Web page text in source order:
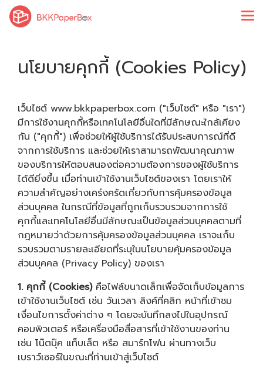
นโยบายคุกกี้ (Cookies Policy)
เว็บไซต์ www.bkkpaperbox.com ("เว็บไซต์" หรือ "เรา")
มีการใช้งานคุกกี้หรือเทคโนโลยีอื่นใดที่มีลักษณะใกล้เคียง
กัน ("คุกกี้") เพื่อช่วยให้ผู้ใช้บริการได้รับประสบการณ์ที่ดี
จากการใช้บริการ และช่วยให้เราสามารถพัฒนาคุณภาพ
ของบริการให้ตอบสนองต่อความต้องการของผู้ใช้บริการ
ได้ดียิ่งขึ้น เมื่อท่านเข้าใช้งานเว็บไซต์ของเรา โดยเราให้
ความสำคัญอย่างเคร่งครัดเกี่ยวกับการคุ้มครองข้อมูล
ส่วนบุคคล ในกรณีที่ข้อมูลที่ถูกเก็บรวบรวมจากการใช้
คุกกี้และเทคโนโลยีอื่นมีลักษณะเป็นข้อมูลส่วนบุคคลตามที่
กฎหมายว่าด้วยการคุ้มครองข้อมูลส่วนบุคคล เราจะเก็บ
รวบรวมตามรายละเอียดที่ระบุในนโยบายคุ้มครองข้อมูล
ส่วนบุคคล (Privacy Policy) ของเรา
1. คุกกี้ (Cookies)คือไฟล์ขนาดเล็กเพื่อจัดเก็บข้อมูลการ
เข้าใช้งานเว็บไซต์ เช่น วันเวลา ลิงค์ที่คลิก หน้าที่เข้าชม
เงื่อนไขการตั้งค่าต่าง ๆ โดยจะบันทึกลงไปในอุปกรณ์
คอมพิวเตอร์ หรือเครื่องมือสื่อสารที่เข้าใช้งานของท่าน
เช่น โน๊ตบุ๊ค แท็บเล็ต หรือ สมาร์ทโฟน ผ่านทางเว็บ
เบราว์เซอร์ในขณะที่ท่านเข้าสู่เว็บไซต์